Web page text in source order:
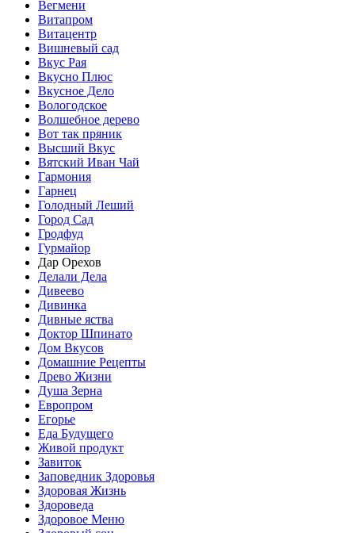
Вегмени
Витапром
Витацентр
Вишневый сад
Вкус Рая
Вкусно Плюс
Вкусное Дело
Вологодское
Волшебное дерево
Вот так пряник
Высший Вкус
Вятский Иван Чай
Гармония
Гарнец
Голодный Леший
Город Сад
Гродфуд
Гурмайор
Дар Орехов
Делали Дела
Дивеево
Дивинка
Дивные яства
Доктор Шпинато
Дом Вкусов
Домашние Рецепты
Древо Жизни
Душа Зерна
Европром
Егорье
Еда Будущего
Живой продукт
Завиток
Заповедник Здоровья
Здоровая Жизнь
Здороведа
Здоровое Меню